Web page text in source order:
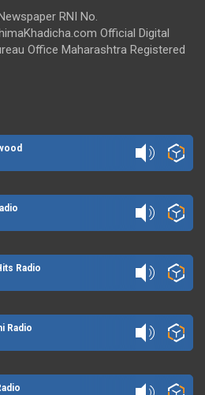
RNI No.
Official Digital
Office Maharashtra Registered
Radio
Radio